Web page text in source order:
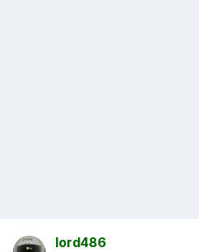
lord486